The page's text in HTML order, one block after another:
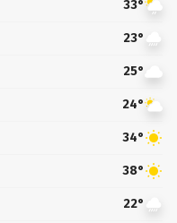
33°
23°
25°
24°
34°
38°
22°